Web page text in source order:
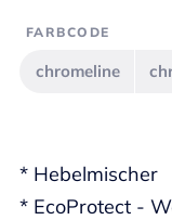
* Hebelmischer
* EcoProtect -
FARBCODE
chromeline